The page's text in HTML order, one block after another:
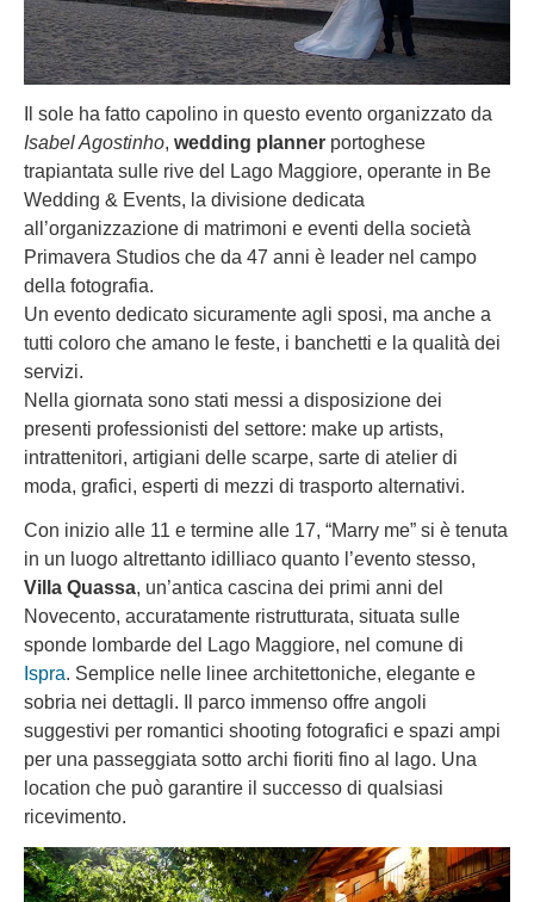
Il sole ha fatto capolino in questo evento organizzato da
Isabel Agostinho, wedding planner portoghese
trapiantata sulle rive del Lago Maggiore, operante in Be
Wedding & Events, la divisione dedicata
all’organizzazione di matrimoni e eventi della società
Primavera Studios che da 47 anni è leader nel campo
della fotografia.
Un evento dedicato sicuramente agli sposi, ma anche a
tutti coloro che amano le feste, i banchetti e la qualità dei
servizi.
Nella giornata sono stati messi a disposizione dei
presenti professionisti del settore: make up artists,
intrattenitori, artigiani delle scarpe, sarte di atelier di
moda, grafici, esperti di mezzi di trasporto alternativi.
Con inizio alle 11 e termine alle 17, “Marry me” si è tenuta
in un luogo altrettanto idilliaco quanto l’evento stesso,
Villa Quassa, un’antica cascina dei primi anni del
Novecento, accuratamente ristrutturata, situata sulle
sponde lombarde del Lago Maggiore, nel comune di
Ispra. Semplice nelle linee architettoniche, elegante e
sobria nei dettagli. Il parco immenso offre angoli
suggestivi per romantici shooting fotografici e spazi ampi
per una passeggiata sotto archi fioriti fino al lago. Una
location che può garantire il successo di qualsiasi
ricevimento.